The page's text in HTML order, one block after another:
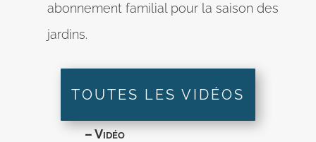
abonnement familial pour la saison des
jardins.
TOUTES LES VIDÉOS
– Vidéo